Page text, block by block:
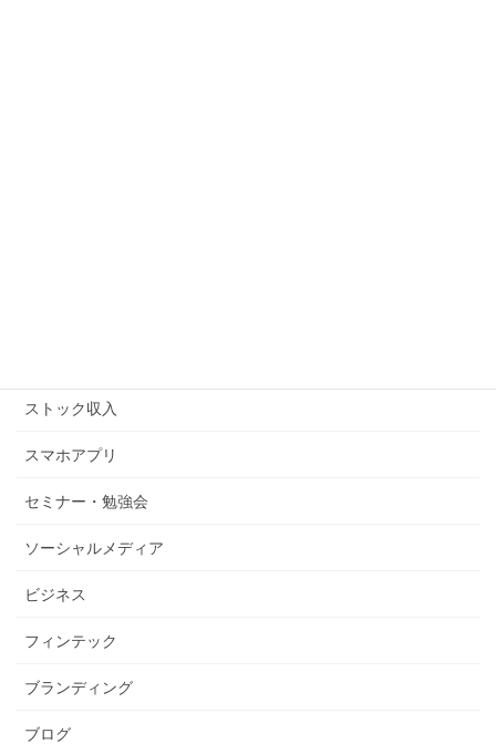
ストック収入
スマホアプリ
セミナー・勉強会
ソーシャルメディア
ビジネス
フィンテック
ブランディング
ブログ